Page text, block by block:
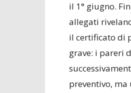
il 1° giugno.
allegati
il certificato di
grave: i pareri
preventivo, ma